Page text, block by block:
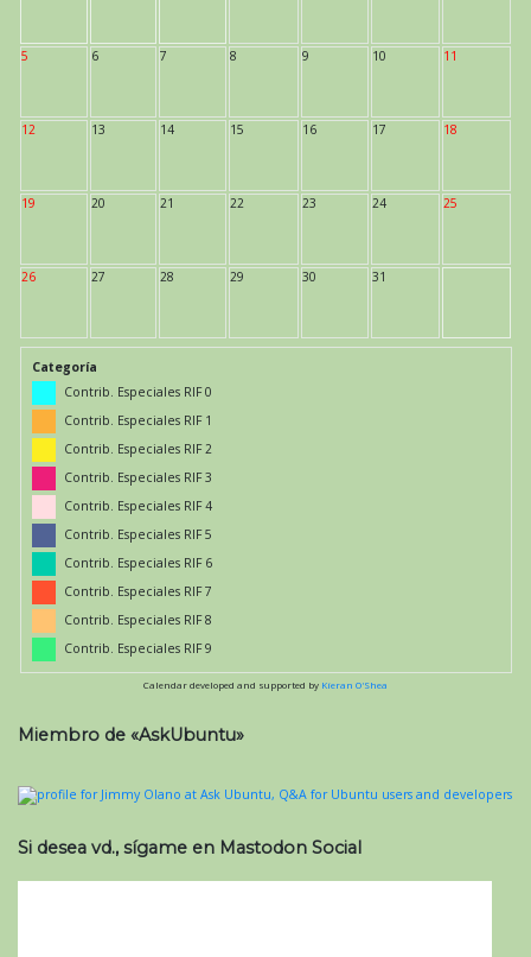
5 6 7 8 9 10 11
12 13 14 15 16 17 18
19 20 21 22 23 24 25
26 27 28 29 30 31
Categoría
Contrib. Especiales RIF 0
Contrib. Especiales RIF 1
Contrib. Especiales RIF 2
Contrib. Especiales RIF 3
Contrib. Especiales RIF 4
Contrib. Especiales RIF 5
Contrib. Especiales RIF 6
Contrib. Especiales RIF 7
Contrib. Especiales RIF 8
Contrib. Especiales RIF 9
Calendar developed and supported by Kieran O'Shea
Miembro de «AskUbuntu»
Si desea vd., sígame en Mastodon Social